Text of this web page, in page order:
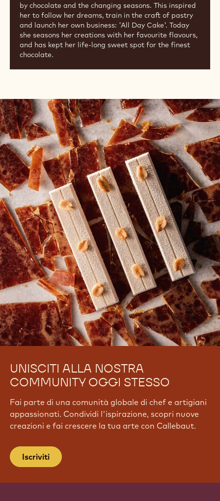
by chocolate and the changing seasons. This inspired
her to follow her dreams, train in the craft of pastry
and launch her own business: 'All Day Cake'. Today
she seasons her creations with her favourite flavours,
and has kept her life-long sweet spot for the finest
chocolate.
UNISCITI ALLA NOSTRA
COMMUNITY OGGI STESSO
Fai parte di una comunità globale di chef e artigiani
appassionati. Condividi l'ispirazione, scopri nuove
creazioni e fai crescere la tua arte con Callebaut.
Iscriviti